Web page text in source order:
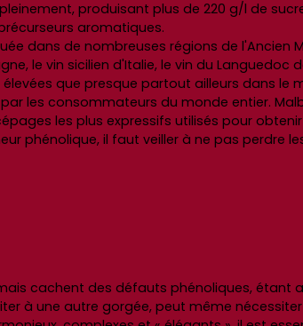
produisant plus de 220 g/l de
aromatiques.
dans de nombreuses régions de l'Ancien
le vin sicilien d'Italie, le vin du Languedoc
que presque partout ailleurs dans
les consommateurs du monde entier.
les plus expressifs utilisés pour
phénolique, il faut veiller à ne pas perdre
cachent des défauts phénoliques, étant
à une autre gorgée, peut même